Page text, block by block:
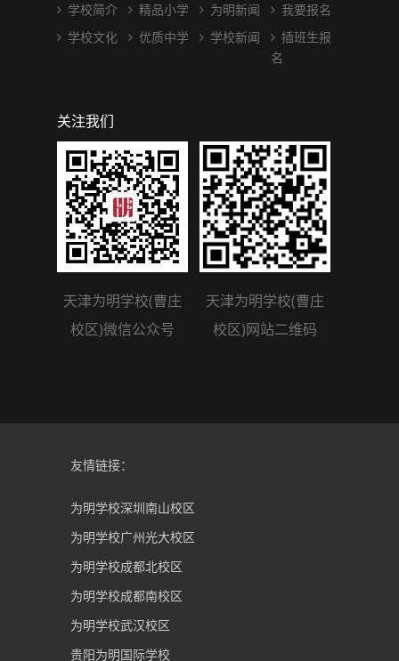
学校简介
学校文化
精品小学
优质中学
为明新闻
学校新闻
我要报名
插班生报
名
关注我们
天津为明学校(曹庄
校区)微信公众号
天津为明学校(曹庄
校区)网站二维码
友情链接：
为明学校深圳南山校区
为明学校广州光大校区
为明学校成都北校区
为明学校成都南校区
为明学校武汉校区
贵阳为明国际学校